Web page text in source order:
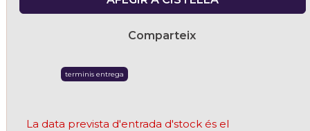
Comparteix
terminis entrega
La data prevista d'entrada d'stock és el